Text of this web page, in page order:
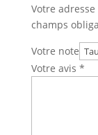
Votre
champs
Votre note
Votre avis *